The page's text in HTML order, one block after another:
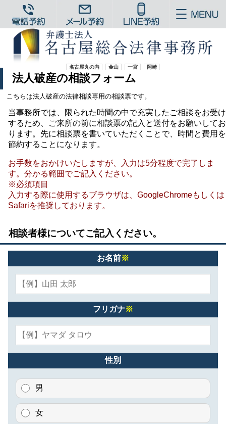
名古屋丸の内 金山 一宮 岡崎
法人破産の相談フォーム
こちらは法人破産の法律相談専用の相談票です。
当事務所では、限られた時間の中で充実したご相談をお受け
するため、ご来所の前に相談票の記入と送付をお願いしてお
ります。先に相談票を書いていただくことで、時間と費用を
節約することになります。
お手数をおかけいたしますが、入力は5分程度で完了しま
す。分かる範囲でご記入ください。
※必須項目
入力する際に使用するブラウザは、GoogleChromeもしくは
Safariを推奨しております。
相談者様についてご記入ください。
お名前※
フリガナ※
性別
男
女